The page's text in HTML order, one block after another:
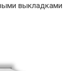
выкладками